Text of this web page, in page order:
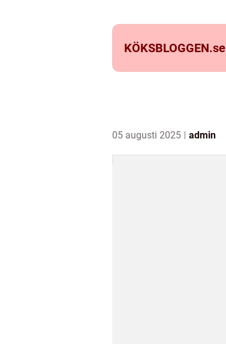
KÖKSBLOGGEN.se
05 augusti 2025 admin